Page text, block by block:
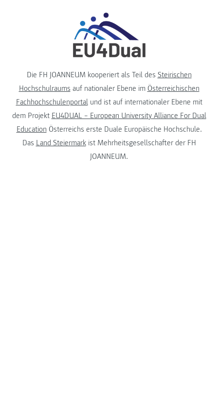
Die FH JOANNEUM kooperiert als Teil des Steirischen
Hochschulraums auf nationaler Ebene im Österreichischen
Fachhochschulenportalund ist auf internationaler Ebene mit
dem Projekt EU4DUAL – European University Alliance For Dual
Education Österreichs erste Duale Europäische Hochschule.
Das Land Steiermarkist Mehrheitsgesellschafter der FH
JOANNEUM.